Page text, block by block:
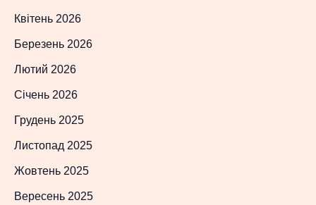
Квітень 2026
Березень 2026
Лютий 2026
Січень 2026
Грудень 2025
Листопад 2025
Жовтень 2025
Вересень 2025